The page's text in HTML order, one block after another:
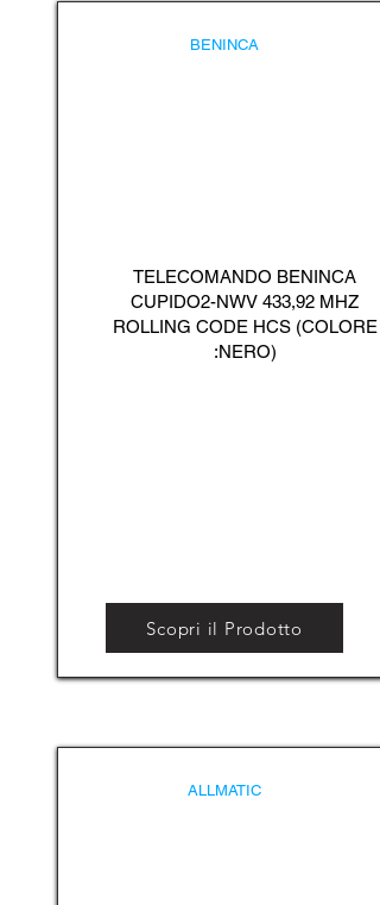
BENINCA
TELECOMANDO BENINCA
CUPIDO2-NWV 433,92 MHZ
ROLLING CODE HCS (COLORE
:NERO)
Scopri il Prodotto
ALLMATIC